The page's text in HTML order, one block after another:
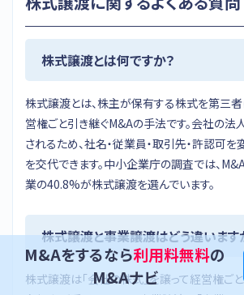
M&Aをするなら利用料無料の
M&Aナビ
株式譲渡とは何ですか？
株式譲渡とは、株主が保有する株式を第三
営権ごと引き継ぐM&Aの手法です。会社の法
されるため、社名・従業員・取引先・許認可
を交代できます。中小企業庁の調査では、
業の40.8%が株式譲渡を選んでいます。
株式譲渡と事業譲渡はどう違います
株式譲渡は「会社の株式」を譲って経営権ご